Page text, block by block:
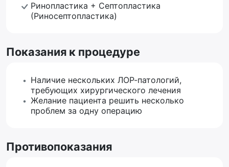
Ринопластика + Септопластика
(Риносептопластика)
Показания к процедуре
Наличие нескольких ЛОР-патологий,
требующих хирургического лечения
Желание пациента решить несколько
проблем за одну операцию
Противопоказания